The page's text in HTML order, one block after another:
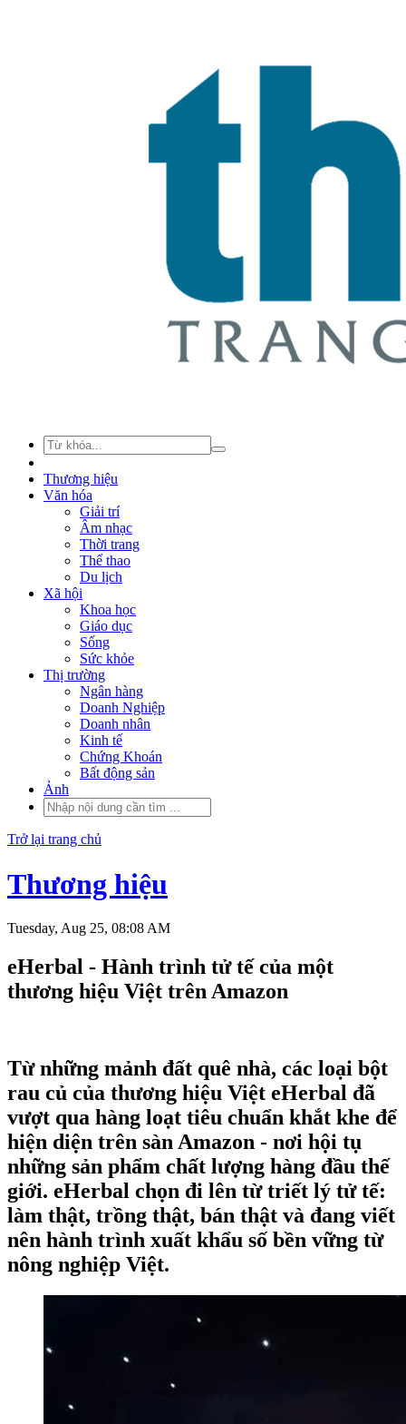
Thương hiệu
Văn hóa
Giải trí
Âm nhạc
Thời trang
Thể thao
Du lịch
Xã hội
Khoa học
Giáo dục
Sống
Sức khỏe
Thị trường
Ngân hàng
Doanh Nghiệp
Doanh nhân
Kinh tế
Chứng Khoán
Bất động sản
Ảnh
Trở lại trang chủ
Thương hiệu
Tuesday, Aug 25, 08:08 AM
eHerbal - Hành trình tử tế của một
thương hiệu Việt trên Amazon
Từ những mảnh đất quê nhà, các loại bột
rau củ của thương hiệu Việt eHerbal đã
vượt qua hàng loạt tiêu chuẩn khắt khe để
hiện diện trên sàn Amazon - nơi hội tụ
những sản phẩm chất lượng hàng đầu thế
giới. eHerbal chọn đi lên từ triết lý tử tế:
làm thật, trồng thật, bán thật và đang viết
nên hành trình xuất khẩu số bền vững từ
nông nghiệp Việt.